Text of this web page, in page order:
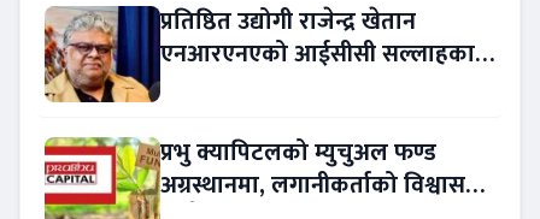
प्रतिष्ठित उद्योगी राजेन्द्र खेतान
एनआरएनएको आईसीसी सल्लाहकार
प्रभु क्यापिटलको म्युचुअल फण्ड
अग्रस्थानमा, लगानीकर्ताको विश्वास